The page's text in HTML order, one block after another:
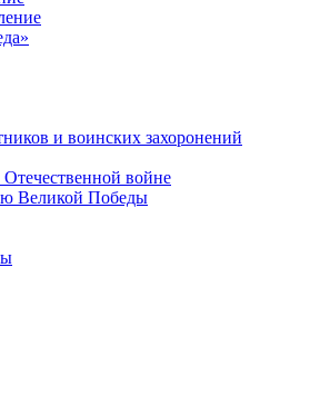
и воинских захоронений
войне
Великой Победы